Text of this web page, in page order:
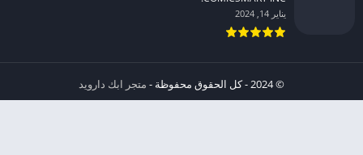
يناير 14, 2024
© 2024 - كل الحقوق محفوظة -
متجر ابك دارويد